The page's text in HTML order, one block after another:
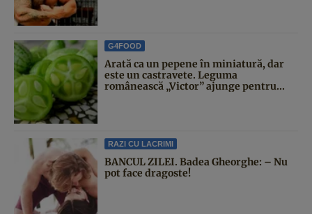
G4FOOD
Arată ca un pepene în miniatură, dar
este un castravete. Leguma
românească „Victor” ajunge pentru...
RAZI CU LACRIMI
BANCUL ZILEI. Badea Gheorghe: – Nu
pot face dragoste!